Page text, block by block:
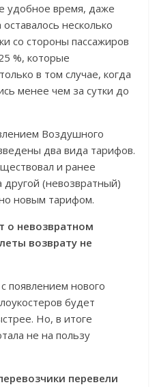
удобное время, даже
несколько
со стороны пассажиров
%, которые
в том случае, когда
менее чем за сутки до
Воздушного
два вида тарифов.
и ранее
другой (невозвратный)
новым тарифом.
о невозвратном
возврату не
появлением нового
будет
Но, в итоге
не на пользу
перевели